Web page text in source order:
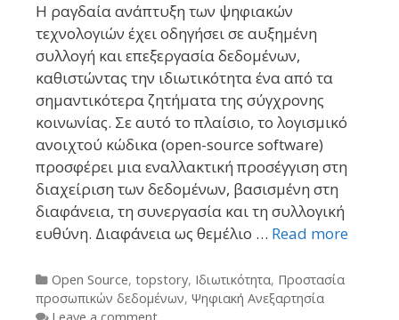
Η ραγδαία ανάπτυξη των ψηφιακών
τεχνολογιών έχει οδηγήσει σε αυξημένη
συλλογή και επεξεργασία δεδομένων,
καθιστώντας την ιδιωτικότητα ένα από τα
σημαντικότερα ζητήματα της σύγχρονης
κοινωνίας. Σε αυτό το πλαίσιο, το λογισμικό
ανοιχτού κώδικα (open-source software)
προσφέρει μια εναλλακτική προσέγγιση στη
διαχείριση των δεδομένων, βασισμένη στη
διαφάνεια, τη συνεργασία και τη συλλογική
ευθύνη. Διαφάνεια ως θεμέλιο … Read more
Categories
Open Source, topstory, Ιδιωτικότητα, Προστασία
προσωπικών δεδομένων, Ψηφιακή Ανεξαρτησία